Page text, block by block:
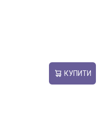
КУПИТИ